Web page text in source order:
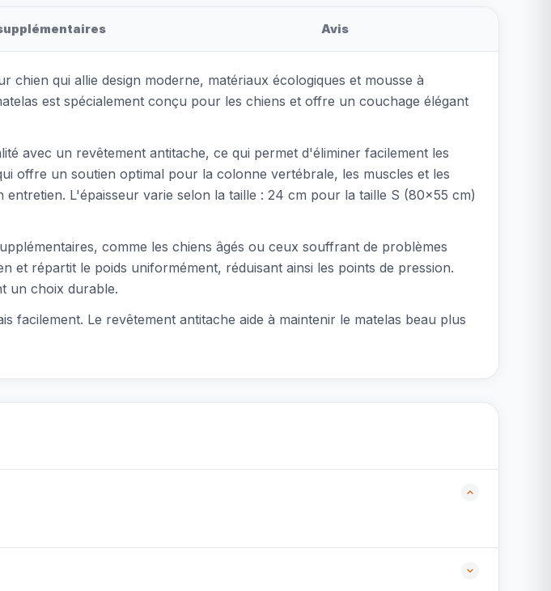
Avis
chien qui allie design moderne, matériaux écologiques et mousse à
est spécialement conçu pour les chiens et offre un couchage élégant
avec un revêtement antitache, ce qui permet d'éliminer facilement les
offre un soutien optimal pour la colonne vertébrale, les muscles et les
L'épaisseur varie selon la taille : 24 cm pour la taille S (80x55 cm)
comme les chiens âgés ou ceux souffrant de problèmes
et répartit le poids uniformément, réduisant ainsi les points de pression.
un choix durable.
facilement. Le revêtement antitache aide à maintenir le matelas beau plus